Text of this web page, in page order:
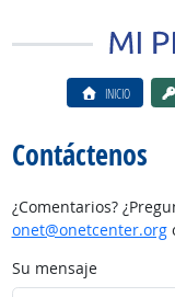
INICIO
Contáctenos
¿Comentarios?
onet@onetcenter.org
Su mensaje